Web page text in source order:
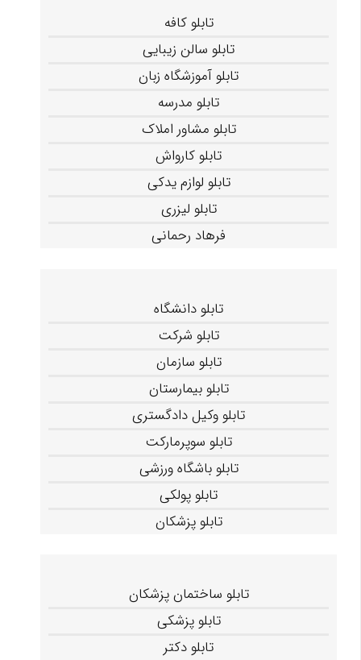
تابلو کافه
تابلو سالن زیبایی
تابلو آموزشگاه زبان
تابلو مدرسه
تابلو مشاور املاک
تابلو کارواش
تابلو لوازم یدکی
تابلو لیزری
فرهاد رحمانی
تابلو دانشگاه
تابلو شرکت
تابلو سازمان
تابلو بیمارستان
تابلو وکیل دادگستری
تابلو سوپرمارکت
تابلو باشگاه ورزشی
تابلو پولکی
تابلو پزشکان
تابلو ساختمان پزشکان
تابلو پزشکی
تابلو دکتر